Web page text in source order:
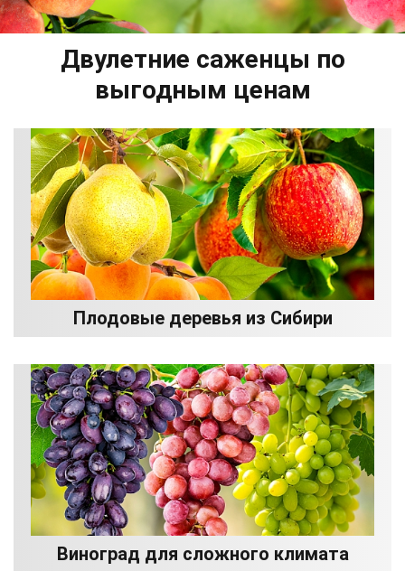
Двулетние саженцы по
выгодным ценам
Плодовые деревья из Сибири
Виноград для сложного климата